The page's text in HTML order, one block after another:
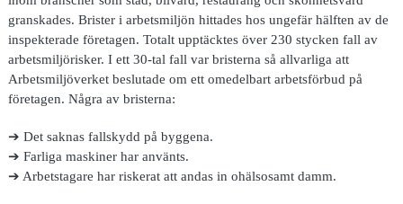
granskades. Brister i arbetsmiljön hittades hos ungefär hälften av de
inspekterade företagen. Totalt upptäcktes över 230 stycken fall av
arbetsmiljörisker. I ett 30-tal fall var bristerna så allvarliga att
Arbetsmiljöverket beslutade om ett omedelbart arbetsförbud på
företagen. Några av bristerna:
➔ Det saknas fallskydd på byggena.
➔ Farliga maskiner har använts.
➔ Arbetstagare har riskerat att andas in ohälsosamt damm.